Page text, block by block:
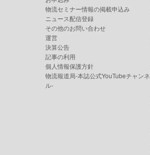
物流セミナー情報の掲載申込み
ニュース配信登録
その他のお問い合わせ
運営
決算公告
記事の利用
個人情報保護方針
物流報道局-本誌公式YouTubeチャンネ
ル-